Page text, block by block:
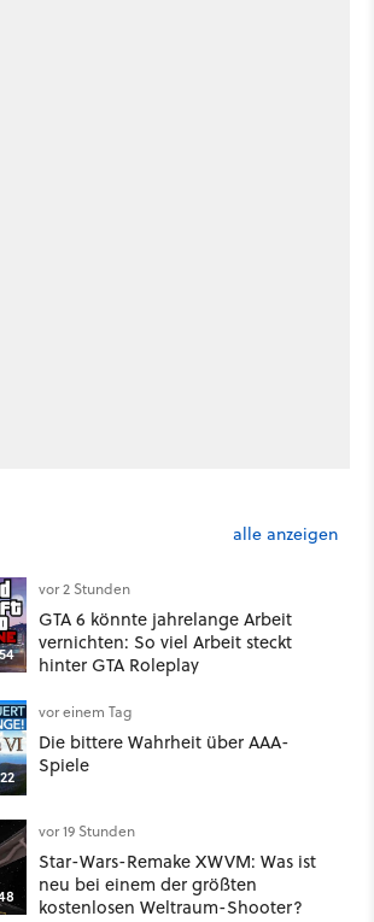
alle anzeigen
vor 2 Stunden
GTA 6 könnte jahrelange Arbeit
vernichten: So viel Arbeit steckt
hinter GTA Roleplay
vor einem Tag
Die bittere Wahrheit über AAA-
Spiele
vor 19 Stunden
Star-Wars-Remake XWVM: Was ist
neu bei einem der größten
kostenlosen Weltraum-Shooter?